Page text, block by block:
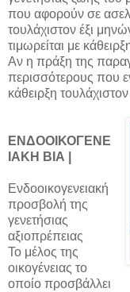
που αφορούν σε
τουλάχιστον έξι
τιμωρείται με
Αν η πράξη της
περισσότερους που
κάθειρξη
ΕΝΔΟΟΙΚΟΓΕΝΕ
ΙΑΚΗ ΒΙΑ |
Ενδοοικογενειακή
προσβολή της
γενετήσιας
αξιοπρέπειας
Το μέλος της
οικογένειας το
οποίο προσβάλλει